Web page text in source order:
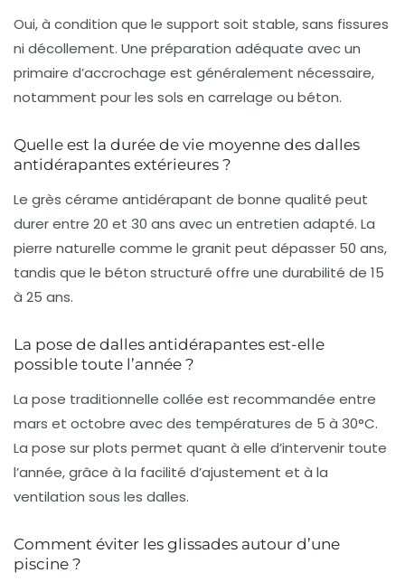
Oui, à condition que le support soit stable, sans fissures
ni décollement. Une préparation adéquate avec un
primaire d’accrochage est généralement nécessaire,
notamment pour les sols en carrelage ou béton.
Quelle est la durée de vie moyenne des dalles
antidérapantes extérieures ?
Le grès cérame antidérapant de bonne qualité peut
durer entre 20 et 30 ans avec un entretien adapté. La
pierre naturelle comme le granit peut dépasser 50 ans,
tandis que le béton structuré offre une durabilité de 15
à 25 ans.
La pose de dalles antidérapantes est-elle
possible toute l’année ?
La pose traditionnelle collée est recommandée entre
mars et octobre avec des températures de 5 à 30°C.
La pose sur plots permet quant à elle d’intervenir toute
l’année, grâce à la facilité d’ajustement et à la
ventilation sous les dalles.
Comment éviter les glissades autour d’une
piscine ?